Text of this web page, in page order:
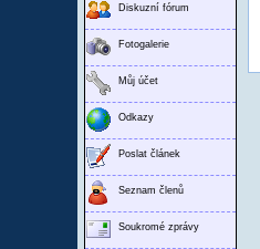
Diskuzní fórum
Fotogalerie
Můj účet
Odkazy
Poslat článek
Seznam členů
Soukromé zprávy